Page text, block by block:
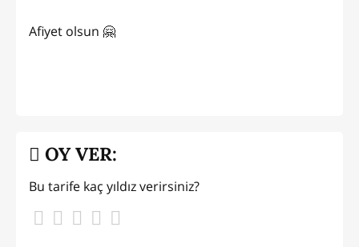
Afiyet olsun 🤗
OY VER:
Bu tarife kaç yıldız verirsiniz?